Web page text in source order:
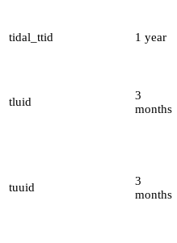
tidal_ttid 1 year
tluid
3
months
tuuid
3
months